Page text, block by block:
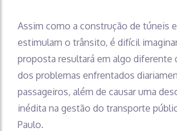
Assim como a construção de túneis
estimulam o trânsito, é difícil
proposta resultará em algo diferente
dos problemas enfrentados
passageiros, além de causar uma
inédita na gestão do transporte
Paulo.